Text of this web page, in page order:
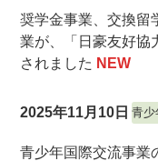
奨学金事業、交換留
業が、「日豪友好協
されました NEW
2025年11月10日 青少
青少年国際交流事業